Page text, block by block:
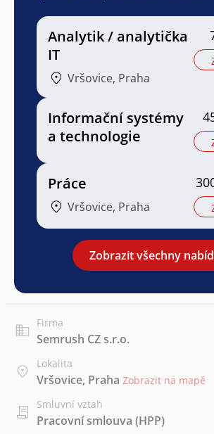
Analytik / analytička
IT
Vršovice, Praha
Informační systémy
a technologie
Práce
Vršovice, Praha
Zobrazit všechny
Firma
Semrush CZ s.r.o.
Lokalita
Vršovice, Praha Zobrazit na mapě
Smluvní vztah
Pracovní smlouva (HPP)